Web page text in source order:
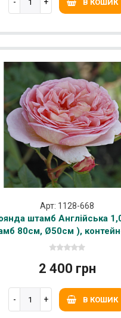
В КОШИК
Арт: 1128-668
штамб Англійська
80см, Ø50см ),
2 400 грн
В КОШИК